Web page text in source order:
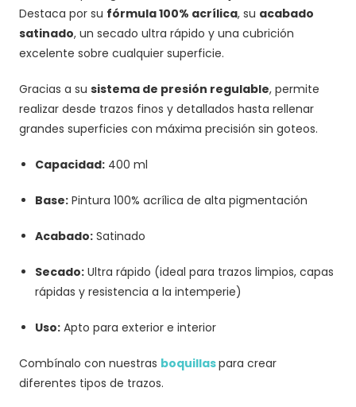
Destaca por su fórmula 100% acrílica, su acabado
satinado, un secado ultra rápido y una cubrición
excelente sobre cualquier superficie.
Gracias a susistema de presión regulable, permite
realizar desde trazos finos y detallados hasta rellenar
grandes superficies con máxima precisión sin goteos.
Capacidad: 400 ml
Base: Pintura 100% acrílica de alta pigmentación
Acabado: Satinado
Secado: Ultra rápido (ideal para trazos limpios, capas
rápidas y resistencia a la intemperie)
Uso: Apto para exterior e interior
Combínalo con nuestras boquillaspara crear
diferentes tipos de trazos.